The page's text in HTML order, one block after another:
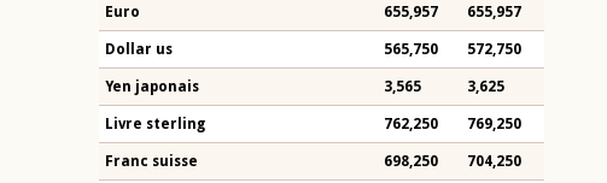
Euro 655,957 655,957
Dollar us 565,750 572,750
Yen japonais 3,565 3,625
Livre sterling 762,250 769,250
Franc suisse 698,250 704,250